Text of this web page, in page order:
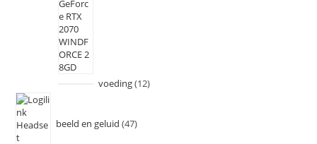
voeding 12
beeld en geluid 47